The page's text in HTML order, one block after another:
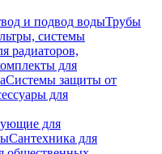
и подвод водыТрубы
системы
радиаторов,
для
Системы защиты от
для
для
Сантехника для